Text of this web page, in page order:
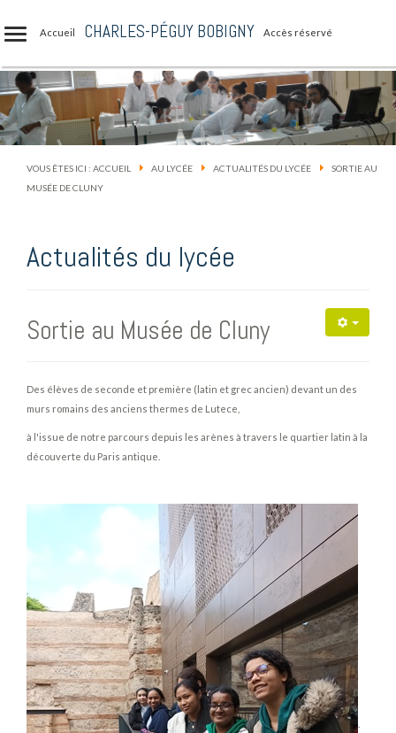
Accueil CHARLES-PÉGUY BOBIGNY Accès réservé
VOUS ÊTES ICI : ACCUEIL AU LYCÉE ACTUALITÉS DU LYCÉE
SORTIE AU
MUSÉE DE CLUNY
Actualités du lycée
Sortie au Musée de Cluny
Des élèves de seconde et première (latin et grec ancien) devant un des
murs romains des anciens thermes de Lutece,
à l'issue de notre parcours depuis les arènes à travers le quartier latin à la
découverte du Paris antique.